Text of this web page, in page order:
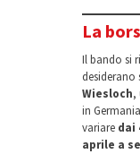
La
Il bando si
desiderano
Wiesloch,
in
variare dai
aprile a